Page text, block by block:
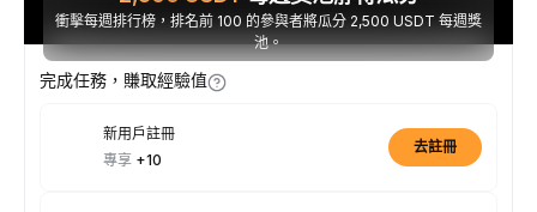
衝擊每週排行榜，排名前 100 的參與者將瓜分 2,500 USDT 每週獎
池。
完成任務，賺取經驗值
新用戶註冊
專享 +10
去註冊